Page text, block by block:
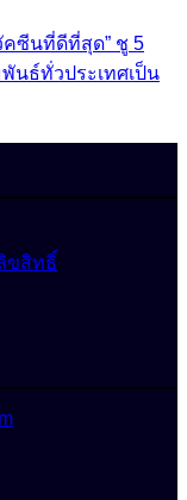
ซีนที่ดีที่สุด” ชู 5
นธ์ทั่วประเทศเป็น
ขสิทธิ์